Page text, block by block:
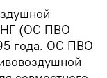
(ОС ПВО
года. ОС ПВО